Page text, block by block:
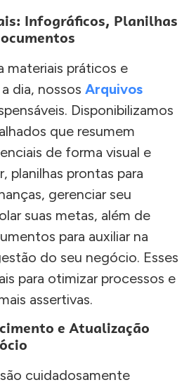
Infográficos, Planilhas
materiais práticos e
dia, nossos Arquivos
Disponibilizamos
que resumem
de forma visual e
planilhas prontas para
gerenciar seu
suas metas, além de
para auxiliar na
do seu negócio. Esses
para otimizar processos e
assertivas.
e Atualização
são cuidadosamente